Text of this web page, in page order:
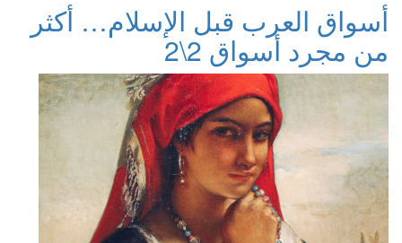
أسواق العرب قبل الإسلام… أكثر
من مجرد أسواق 2\2